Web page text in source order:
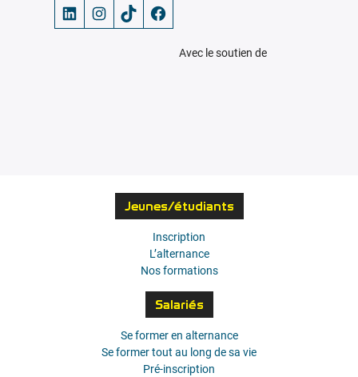
LinkedIn Instagram TikTok Facebook
Avec le soutien de
Jeunes/étudiants
Inscription
L’alternance
Nos formations
Salariés
Se former en alternance
Se former tout au long de sa vie
Pré-inscription